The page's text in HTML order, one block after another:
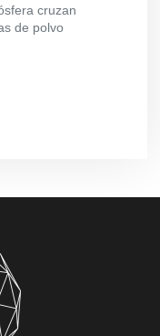
cruzan
de polvo